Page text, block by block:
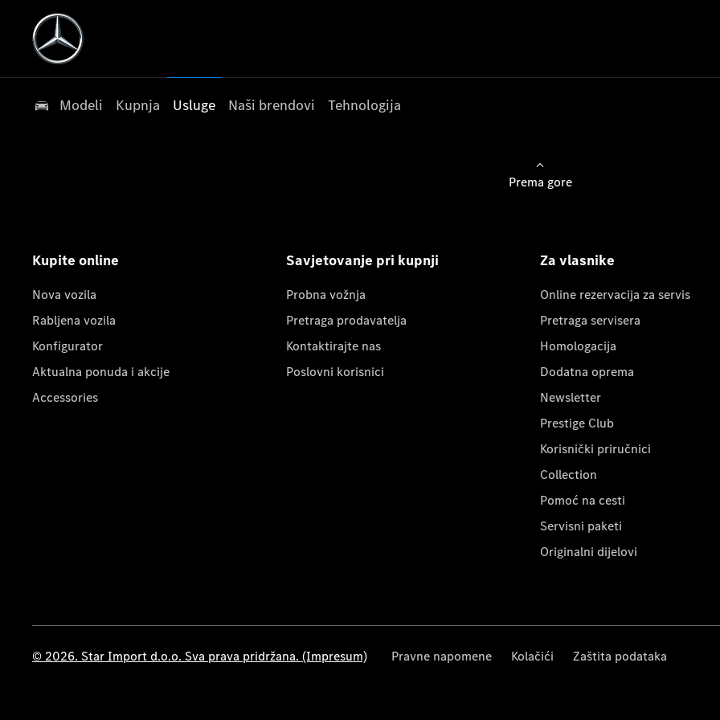
Modeli Kupnja Usluge Naši brendovi Tehnologija
Prema gore
Kupite online
Nova vozila
Rabljena vozila
Konfigurator
Aktualna ponuda i akcije
Accessories
Savjetovanje pri kupnji
Probna vožnja
Pretraga prodavatelja
Kontaktirajte nas
Poslovni korisnici
Za vlasnike
Online rezervacija za servis
Pretraga servisera
Homologacija
Dodatna oprema
Newsletter
Prestige Club
Korisnički priručnici
Collection
Pomoć na cesti
Servisni paketi
Originalni dijelovi
© 2026. Star Import d.o.o. Sva prava pridržana. (Impresum) Pravne napomene Kolačići Zaštita podataka